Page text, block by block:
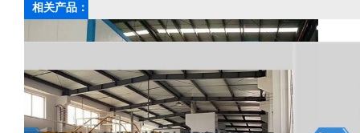
相关产品：